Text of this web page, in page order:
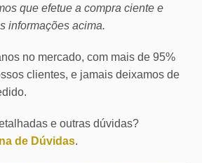
que efetue a compra ciente e
informações acima.
no mercado, com mais de 95%
clientes, e jamais deixamos de
e outras dúvidas?
de Dúvidas.